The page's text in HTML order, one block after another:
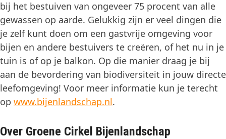
bij het bestuiven van ongeveer 75 procent van alle
gewassen op aarde. Gelukkig zijn er veel dingen die
je zelf kunt doen om een gastvrije omgeving voor
bijen en andere bestuivers te creëren, of het nu in je
tuin is of op je balkon. Op die manier draag je bij
aan de bevordering van biodiversiteit in jouw directe
leefomgeving! Voor meer informatie kun je terecht
op www.bijenlandschap.nl.
Over Groene Cirkel Bijenlandschap